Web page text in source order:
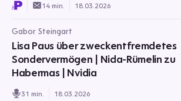
14 min. 18.03.2026
Gabor Steingart
Lisa Paus über zweckentfremdetes
Sondervermögen | Nida-Rümelin zu
Habermas | Nvidia
31 min. 18.03.2026